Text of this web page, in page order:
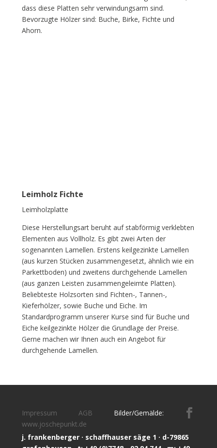
dass diese Platten sehr verwindungsarm sind.
Bevorzugte Hölzer sind: Buche, Birke, Fichte und
Ahorn.
Leimholz Fichte
Leimholzplatte
Diese Herstellungsart beruht auf stabförmig verklebten
Elementen aus Vollholz. Es gibt zwei Arten der
sogenannten Lamellen. Erstens keilgezinkte Lamellen
(aus kurzen Stücken zusammengesetzt, ähnlich wie ein
Parkettboden) und zweitens durchgehende Lamellen
(aus ganzen Leisten zusammengeleimte Platten).
Beliebteste Holzsorten sind Fichten-, Tannen-,
Kieferhölzer, sowie Buche und Eiche. Im
Standardprogramm unserer Kurse sind für Buche und
Eiche keilgezinkte Hölzer die Grundlage der Preise.
Gerne machen wir Ihnen auch ein Angebot für
durchgehende Lamellen.
Impressum AGB
Bilder/Gemälde:
www.joschepunkt.de
j. frankenberger · schaffhauser säge 1 · d-79865